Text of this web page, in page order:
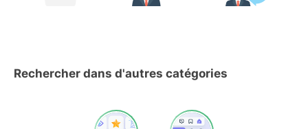
Rechercher dans d'autres catégories